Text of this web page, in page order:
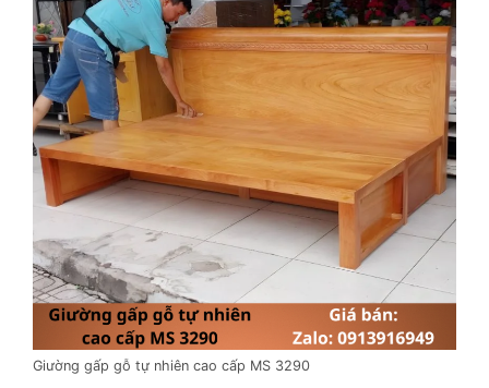
Giường gấp gỗ tự nhiên cao cấp MS 3290